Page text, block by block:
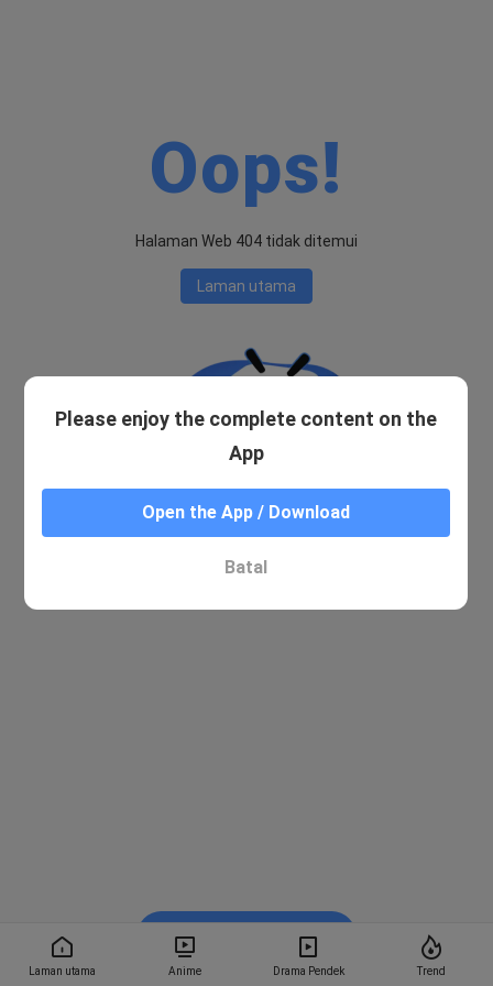
Laman utama Anime Drama Pendek Trend
Oops!
Halaman Web 404 tidak ditemui
Laman utama
Please enjoy the complete content on the
App
Open the App / Download
Batal
Tonton dalam BiliBili